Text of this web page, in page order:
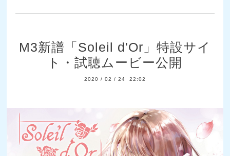
M3新譜「Soleil d'Or」特設サイ
ト・試聴ムービー公開
2020 / 02 / 24 22:02